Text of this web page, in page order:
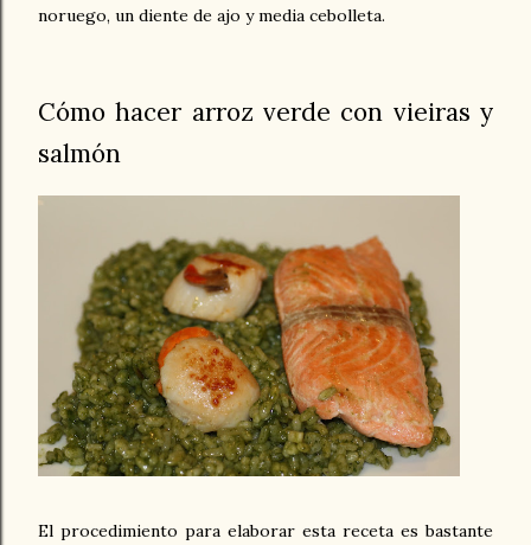
noruego, un diente de ajo y media cebolleta.
Cómo hacer arroz verde con vieiras y
salmón
El procedimiento para elaborar esta receta es bastante